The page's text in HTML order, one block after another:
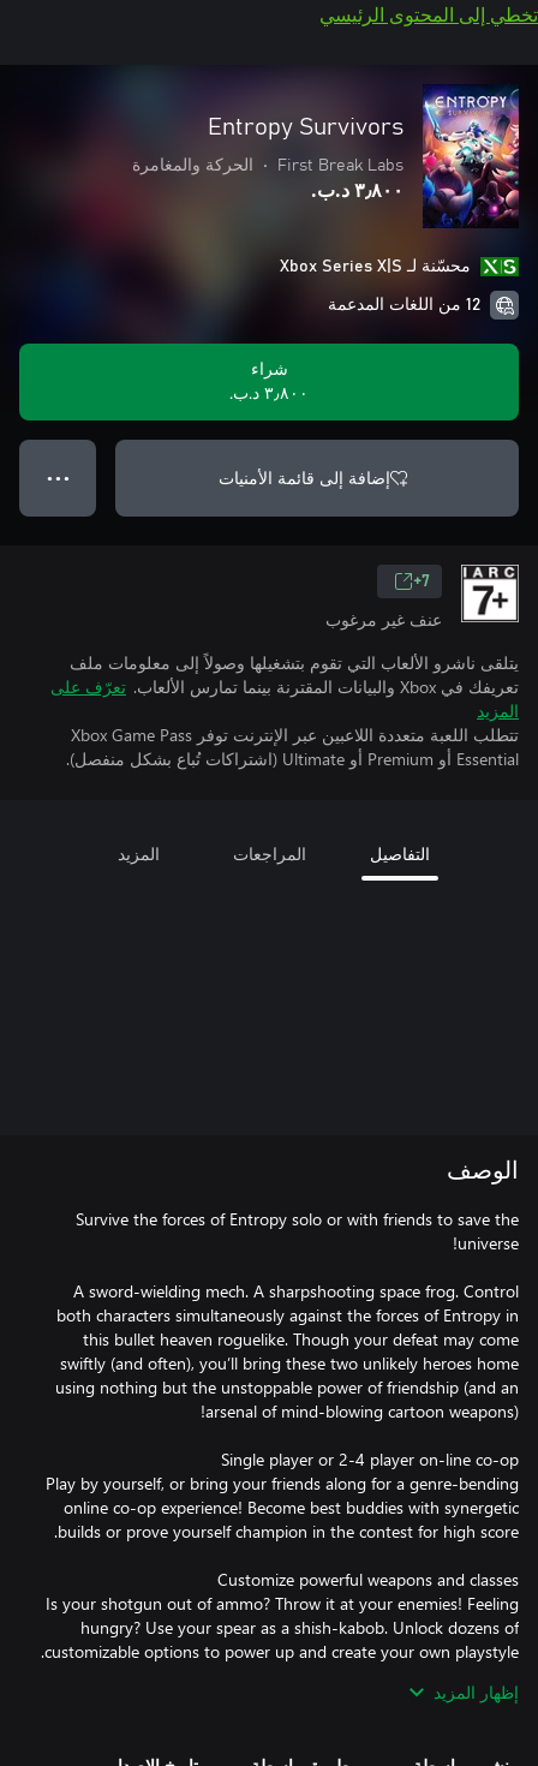
تخطي إلى المحتوى الرئيسي
Entropy Survivors
First Break Labs
• الحركة والمغامرة
٣٫٨٠٠ د.ب.‏
محسّنة لـ Xbox Series X|S
12 من اللغات المدعمة
شراء
٣٫٨٠٠ د.ب.‏
إضافة إلى قائمة الأمنيات ● ● ●
7+
عنف غير مرغوب
يتلقى ناشرو الألعاب التي تقوم بتشغيلها وصولاً إلى معلومات ملف
تعريفك في Xbox والبيانات المقترنة بينما تمارس الألعاب.
تعرّف على
المزيد
تتطلب اللعبة متعددة اللاعبين عبر الإنترنت توفر Xbox Game Pass
Essential أو Premium أو Ultimate (اشتراكات تُباع بشكل منفصل).
التفاصيل المراجعات المزيد
الوصف
Survive the forces of Entropy solo or with friends to save the
A sword-wielding mech. A sharpshooting space frog. Control
both characters simultaneously against the forces of Entropy in
this bullet heaven roguelike. Though your defeat may come
swiftly (and often), you’ll bring these two unlikely heroes home
using nothing but the unstoppable power of friendship (and an
Play by yourself, or bring your friends along for a genre-bending
online co-op experience! Become best buddies with synergetic
Is your shotgun out of ammo? Throw it at your enemies! Feeling
hungry? Use your spear as a shish-kabob. Unlock dozens of
إظهار المزيد